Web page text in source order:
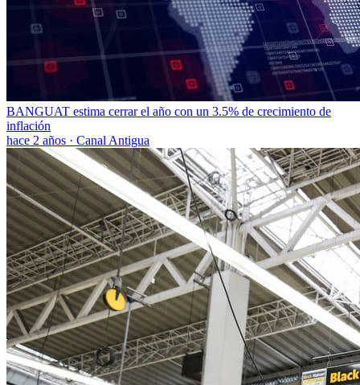
BANGUAT estima cerrar el año con un 3.5% de crecimiento de
inflación
hace 2 años · Canal Antigua